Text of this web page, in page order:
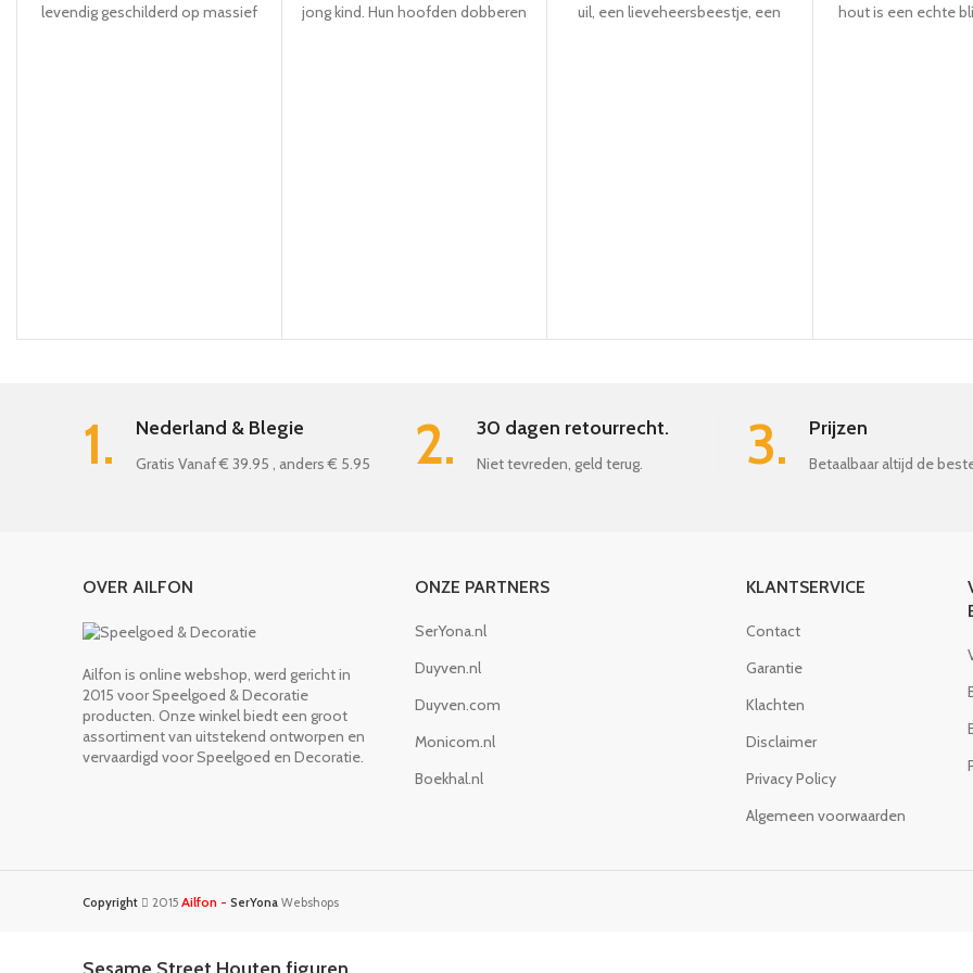
levendig geschilderd op massief
jong kind. Hun hoofden dobberen
uil, een lieveheersbeestje, een
hout is een echte
1. Nederland & Blegie
Gratis Vanaf € 39.95 , anders € 5.95 2. 30 dagen retourrecht.
Niet tevreden, geld terug. 3. Prijzen
Betaalbaar altijd de
OVER AILFON
Ailfon is online webshop, werd gericht in
2015 voor Speelgoed & Decoratie
producten. Onze winkel biedt een groot
assortiment van uitstekend ontworpen en
vervaardigd voor Speelgoed en Decoratie.
ONZE PARTNERS
SerYona.nl
Duyven.nl
Duyven.com
Monicom.nl
Boekhal.nl
KLANTSERVICE
Contact
Garantie
Klachten
Disclaimer
Privacy Policy
Algemeen voorwaarden
Copyright 2015 Ailfon - SerYona Webshops